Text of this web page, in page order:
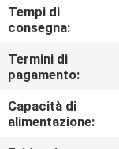
NOTIZIE
CHIEDI
UN
Tempi di
consegna:
Termini di
pagamento:
Capacità di
alimentazione: